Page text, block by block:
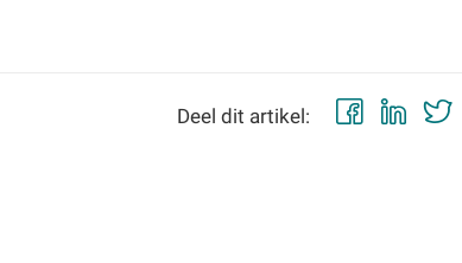
Deel dit artikel: